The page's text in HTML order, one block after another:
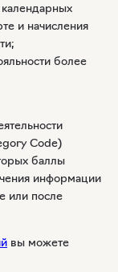
календарных
и начисления
более
Code)
баллы
информации
или после
вы можете